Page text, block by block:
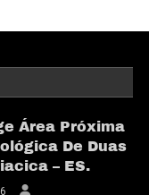
Área Próxima
De Duas
– ES.